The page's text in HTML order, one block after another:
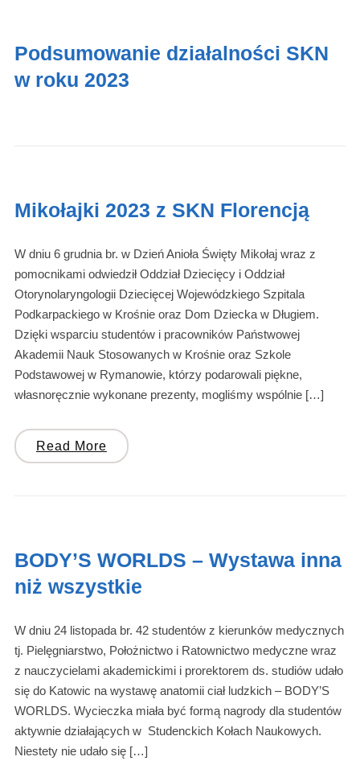
Podsumowanie działalności SKN
w roku 2023
Mikołajki 2023 z SKN Florencją
W dniu 6 grudnia br. w Dzień Anioła Święty Mikołaj wraz z
pomocnikami odwiedził Oddział Dziecięcy i Oddział
Otorynolaryngologii Dziecięcej Wojewódzkiego Szpitala
Podkarpackiego w Krośnie oraz Dom Dziecka w Długiem.
Dzięki wsparciu studentów i pracowników Państwowej
Akademii Nauk Stosowanych w Krośnie oraz Szkole
Podstawowej w Rymanowie, którzy podarowali piękne,
własnoręcznie wykonane prezenty, mogliśmy wspólnie […]
Read More
BODY’S WORLDS – Wystawa inna
niż wszystkie
W dniu 24 listopada br. 42 studentów z kierunków medycznych
tj. Pielęgniarstwo, Położnictwo i Ratownictwo medyczne wraz
z nauczycielami akademickimi i prorektorem ds. studiów udało
się do Katowic na wystawę anatomii ciał ludzkich – BODY’S
WORLDS. Wycieczka miała być formą nagrody dla studentów
aktywnie działających w Studenckich Kołach Naukowych.
Niestety nie udało się […]